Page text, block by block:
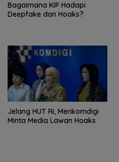
Bagaimana KIP Hadapi
Deepfake dan Hoaks?
Jelang HUT RI, Menkomdigi
Minta Media Lawan Hoaks